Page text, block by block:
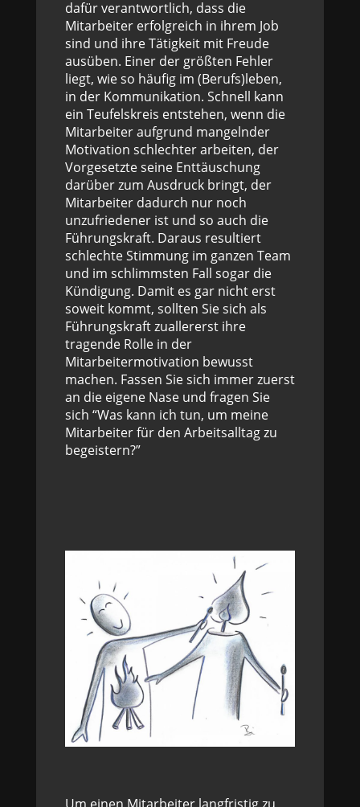
dafür verantwortlich, dass die
Mitarbeiter erfolgreich in ihrem Job
sind und ihre Tätigkeit mit Freude
ausüben. Einer der größten Fehler
liegt, wie so häufig im (Berufs)leben,
in der Kommunikation. Schnell kann
ein Teufelskreis entstehen, wenn die
Mitarbeiter aufgrund mangelnder
Motivation schlechter arbeiten, der
Vorgesetzte seine Enttäuschung
darüber zum Ausdruck bringt, der
Mitarbeiter dadurch nur noch
unzufriedener ist und so auch die
Führungskraft. Daraus resultiert
schlechte Stimmung im ganzen Team
und im schlimmsten Fall sogar die
Kündigung. Damit es gar nicht erst
soweit kommt, sollten Sie sich als
Führungskraft zuallererst ihre
tragende Rolle in der
Mitarbeitermotivation bewusst
machen. Fassen Sie sich immer zuerst
an die eigene Nase und fragen Sie
sich “Was kann ich tun, um meine
Mitarbeiter für den Arbeitsalltag zu
begeistern?”